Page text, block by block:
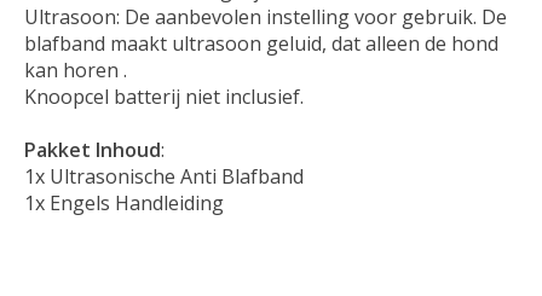
Ultrasoon: De aanbevolen instelling voor gebruik. De
blafband maakt ultrasoon geluid, dat alleen de hond
kan horen .
Knoopcel batterij niet inclusief.
Pakket Inhoud:
1x Ultrasonische Anti Blafband
1x Engels Handleiding